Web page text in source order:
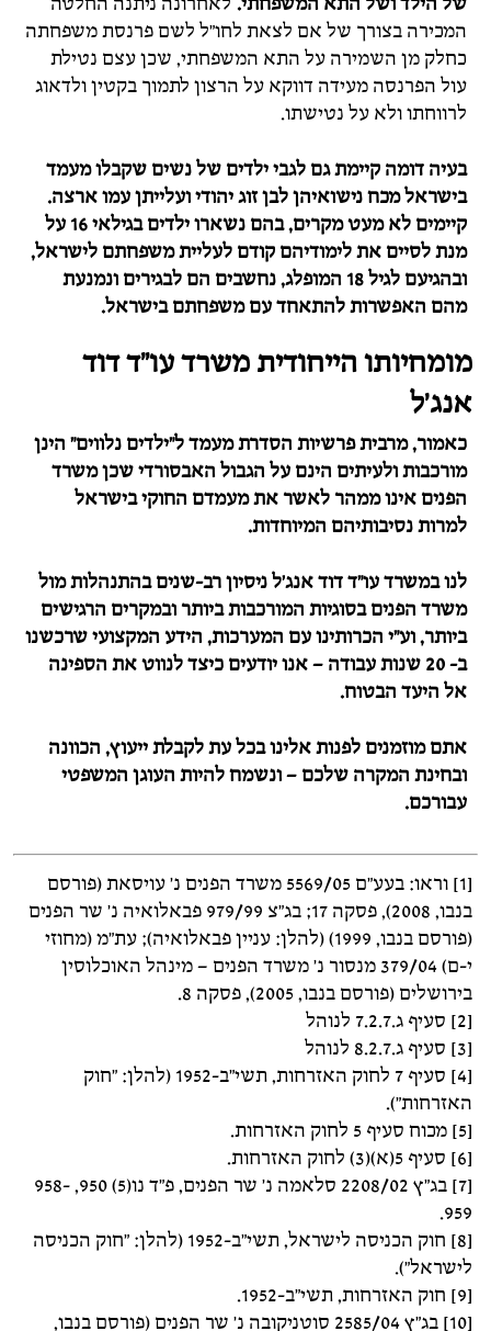
המכירה בצורך של אם לצאת לחו"ל לשם פרנסת משפחתה
כחלק מן השמירה על התא המשפחתי, שכן עצם נטילת
עול הפרנסה מעידה דווקא על הרצון לתמוך בקטין ולדאוג
לרווחתו ולא על נטישתו.
בעיה דומה קיימת גם לגבי ילדים של נשים שקבלו מעמד
בישראל מכח נישואיהן לבן זוג יהודי ועלייתן עמו ארצה.
קיימים לא מעט מקרים, בהם נשארו ילדים בגילאי 16 על
מנת לסיים את לימודיהם קודם לעליית משפחתם לישראל,
ובהגיעם לגיל 18 המופלג, נחשבים הם לבגירים ונמנעת
מהם האפשרות להתאחד עם משפחתם בישראל.
מומחיותו הייחודית משרד עו"ד דוד
אנג'ל
כאמור, מרבית פרשיות הסדרת מעמד ל"ילדים נלווים" הינן
מורכבות ולעיתים הינם על הגבול האבסורדי שכן משרד
הפנים אינו ממהר לאשר את מעמדם החוקי בישראל
למרות נסיבותיהם המיוחדות.
לנו במשרד עו"ד דוד אנג'ל ניסיון רב-שנים בהתנהלות מול
משרד הפנים בסוגיות המורכבות ביותר ובמקרים הרגישים
ביותר, וע"י הכרותינו עם המערכות, הידע המקצועי שרכשנו
ב- 20 שנות עבודה – אנו יודעים כיצד לנווט את הספינה
אל היעד הבטוח.
אתם מוזמנים לפנות אלינו בכל עת לקבלת ייעוץ, הכוונה
ובחינת המקרה שלכם – ונשמח להיות העוגן המשפטי
עבורכם.
[1] וראו: בעע"ם 5569/05 משרד הפנים נ' עויסאת (פורסם
בנבו, 2008), פסקה 17; בג"צ 979/99 פבאלואיה נ' שר הפנים
(פורסם בנבו, 1999) (להלן: עניין פבאלואיה); עת"מ (מחוזי
י-ם) 379/04 מנסור נ' משרד הפנים – מינהל האוכלוסין
בירושלים (פורסם בנבו, 2005), פסקה 8.
[2] סעיף ג.7.2.7 לנוהל
[3] סעיף ג.8.2.7 לנוהל
[4] סעיף 7 לחוק האזרחות, תשי"ב-1952 (להלן: "חוק
האזרחות").
[5] מכוח סעיף 5 לחוק האזרחות.
[6] סעיף 5(א)(3) לחוק האזרחות.
[7] בג"ץ 2208/02 סלאמה נ' שר הפנים, פ"ד נו(5) 950, 958-
959.
[8] חוק הכניסה לישראל, תשי"ב-1952 (להלן: "חוק הכניסה
לישראל").
[9] חוק האזרחות, תשי"ב-1952.
[10] בג"ץ 2585/04 סוטניקובה נ' שר הפנים (פורסם בנבו,